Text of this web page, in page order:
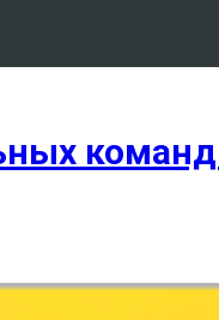
команд